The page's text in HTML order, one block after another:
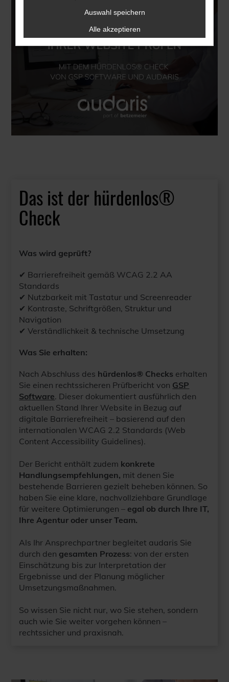
Das ist der hürdenlos®
Check
Was wird geprüft?
✔ Barrierefreiheit gemäß WCAG 2.2 AA
Standards
✔ Nutzbarkeit mit Tastatur und Screenreader
✔ Kontraste, Schriftgrößen, Struktur und
Navigation
✔ Verständlichkeit & technische Umsetzung
Was Sie erhalten:
Nach Abschluss des hürdenlos® Checks erhalten
Sie einen rechtssicheren Prüfbericht von GSP
Software. Dieser dokumentiert ausführlich den
aktuellen Stand Ihrer Website in Bezug auf
digitale Barrierefreiheit – basierend auf den
internationalen WCAG 2.2 Standards (Web
Content Accessibility Guidelines).
Der Bericht enthält zudem konkrete
Handlungsempfehlungen, mit denen Sie
bestehende Barrieren gezielt beheben können. So
haben Sie eine klare, nachvollziehbare Grundlage
für weitere Optimierungen – egal ob durch Ihre IT,
Ihre Agentur oder unser Team.
Als Ihr Ansprechpartner begleitet audaris Sie
durch den gesamten Prozess: von der ersten
Einschätzung bis zur Interpretation der
Ergebnisse und der Planung möglicher
Umsetzungsmaßnahmen.
So wissen Sie nicht nur, wo Sie stehen, sondern
auch wie Sie weiter vorgehen können –
rechtssicher und praxisnah.
Auswahl speichern
Alle akzeptieren